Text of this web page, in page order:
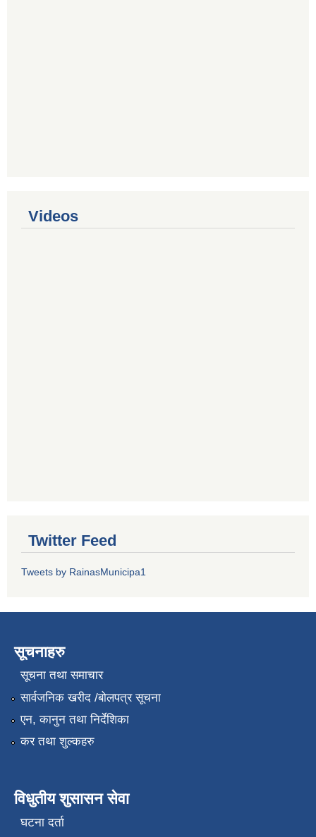
Videos
Twitter Feed
Tweets by RainasMunicipa1
सूचनाहरु
सूचना तथा समाचार
सार्वजनिक खरीद /बोलपत्र सूचना
एन, कानुन तथा निर्देशिका
कर तथा शुल्कहरु
विधुतीय शुसासन सेवा
घटना दर्ता